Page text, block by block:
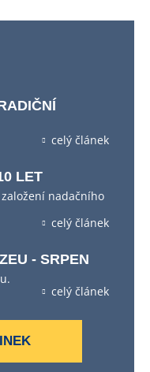
celý článek
LET
založení nadačního
celý článek
- SRPEN
celý článek